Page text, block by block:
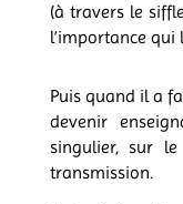
(à travers le
l’importance
Puis quand il a
devenir
singulier, sur
transmission.